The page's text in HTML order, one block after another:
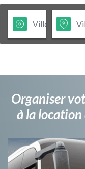
Organiser
à la